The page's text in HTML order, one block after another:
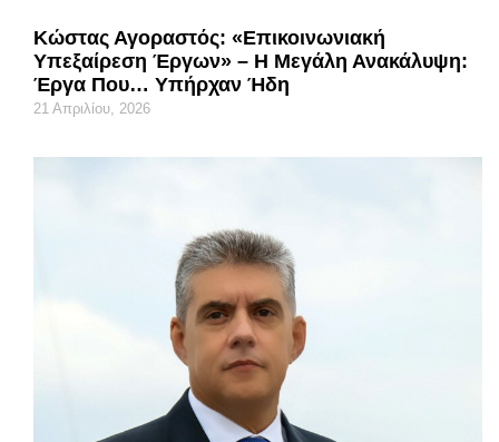
Κώστας Αγοραστός: «Επικοινωνιακή
Υπεξαίρεση Έργων» – Η Μεγάλη Ανακάλυψη:
Έργα Που… Υπήρχαν Ήδη
21 Απριλίου, 2026